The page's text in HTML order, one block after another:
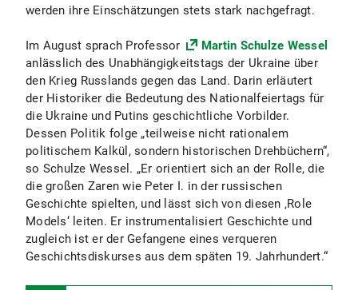
werden ihre Einschätzungen stets stark nachgefragt.
Im August sprach Professor
Martin Schulze Wessel
anlässlich des Unabhängigkeitstags der Ukraine über
den Krieg Russlands gegen das Land. Darin erläutert
der Historiker die Bedeutung des Nationalfeiertags für
die Ukraine und Putins geschichtliche Vorbilder.
Dessen Politik folge „teilweise nicht rationalem
politischem Kalkül, sondern historischen Drehbüchern“,
so Schulze Wessel. „Er orientiert sich an der Rolle, die
die großen Zaren wie Peter I. in der russischen
Geschichte spielten, und lässt sich von diesen ‚Role
Models‘ leiten. Er instrumentalisiert Geschichte und
zugleich ist er der Gefangene eines verqueren
Geschichtsdiskurses aus dem späten 19. Jahrhundert.“